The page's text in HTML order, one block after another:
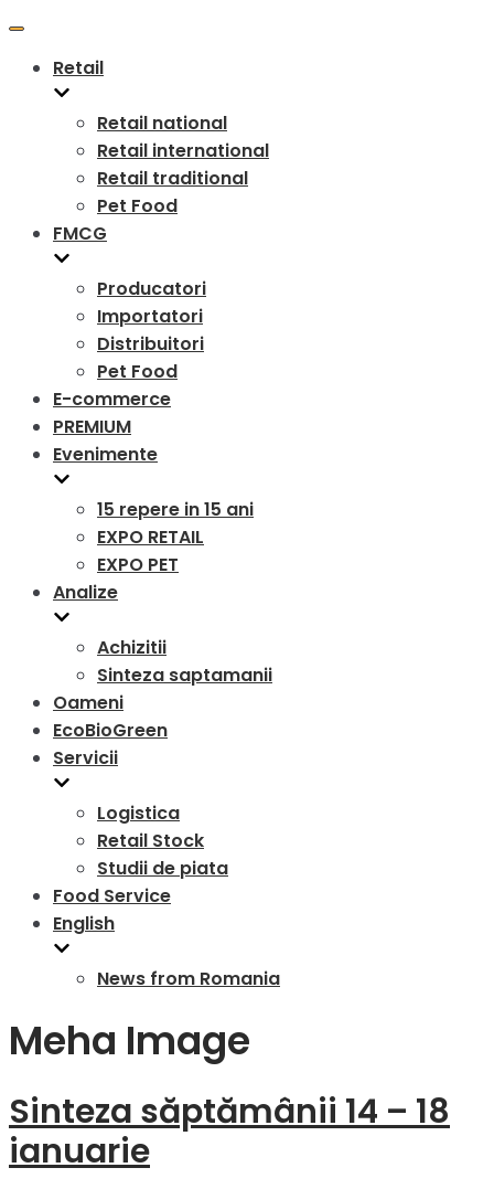
Toggle
Retail
Retail national
Retail international
Retail traditional
Pet Food
FMCG
Producatori
Importatori
Distribuitori
Pet Food
E-commerce
PREMIUM
Evenimente
15 repere in 15 ani
EXPO RETAIL
EXPO PET
Analize
Achizitii
Sinteza saptamanii
Oameni
EcoBioGreen
Servicii
Logistica
Retail Stock
Studii de piata
Food Service
English
News from Romania
Meha Image
Sinteza săptămânii 14 – 18
ianuarie